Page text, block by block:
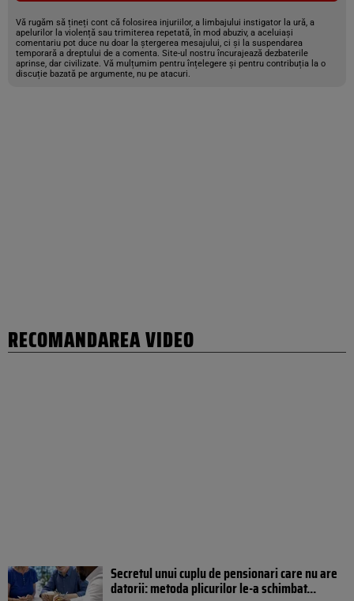
Vă rugăm să țineți cont că folosirea injuriilor, a limbajului instigator la ură, a
apelurilor la violență sau trimiterea repetată, în mod abuziv, a aceluiași
comentariu pot duce nu doar la ștergerea mesajului, ci și la suspendarea
temporară a dreptului de a comenta. Site-ul nostru încurajează dezbaterile
aprinse, dar civilizate. Vă mulțumim pentru înțelegere și pentru contribuția la o
discuție bazată pe argumente, nu pe atacuri.
RECOMANDAREA VIDEO
Secretul unui cuplu de pensionari care nu are
datorii: metoda plicurilor le-a schimbat...